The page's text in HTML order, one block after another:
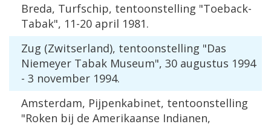
Breda, Turfschip, tentoonstelling "Toeback-
Tabak", 11-20 april 1981.
Zug (Zwitserland), tentoonstelling "Das
Niemeyer Tabak Museum", 30 augustus 1994
- 3 november 1994.
Amsterdam, Pijpenkabinet, tentoonstelling
"Roken bij de Amerikaanse Indianen,